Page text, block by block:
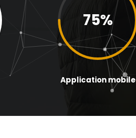
75%
Application mobile